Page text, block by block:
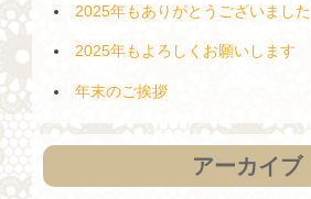
2025年もありがとうございました
2025年もよろしくお願いします
年末のご挨拶
アーカイブ